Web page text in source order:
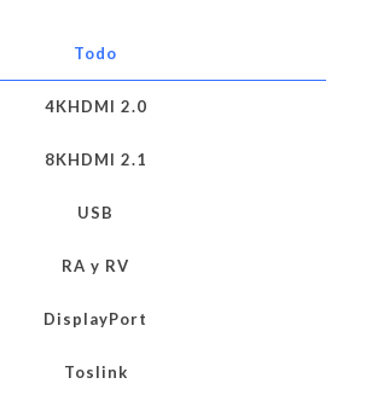
Todo
4KHDMI 2.0
8KHDMI 2.1
USB
RA y RV
DisplayPort
Toslink